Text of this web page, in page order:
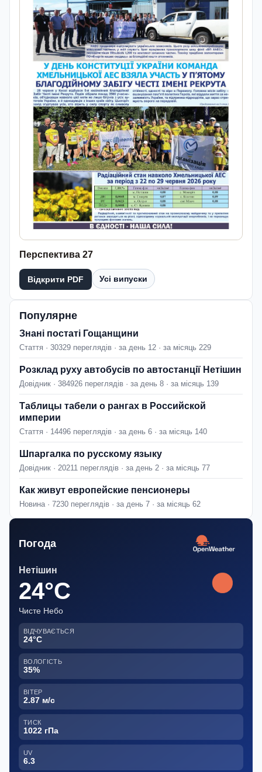
Перспектива 27
Відкрити PDF Усі випуски
Популярне
Знані постаті Гощанщини
Стаття · 30329 переглядів · за день 12 · за місяць 229
Розклад руху автобусів по автостанції Нетішин
Довідник · 384926 переглядів · за день 8 · за місяць 139
Таблицы табели о рангах в Российской
империи
Стаття · 14496 переглядів · за день 6 · за місяць 140
Шпаргалка по русскому языку
Довідник · 20211 переглядів · за день 2 · за місяць 77
Как живут европейские пенсионеры
Новина · 7230 переглядів · за день 7 · за місяць 62
Погода
Нетішин
24°C
Чисте Небо
ВІДЧУВАЄТЬСЯ
24°C
ВОЛОГІСТЬ
35%
ВІТЕР
2.87 м/с
ТИСК
1022 гПа
UV
6.3